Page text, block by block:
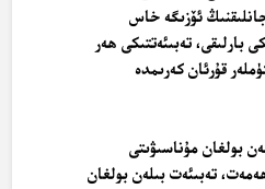
ئۆزىگە خاس
بارلىقى، تەبىئەتتىكى ھەر
قۇرئان كەرىمدە
بولغان مۇناسىۋىتى
تەبىئەت بىلەن بولغان